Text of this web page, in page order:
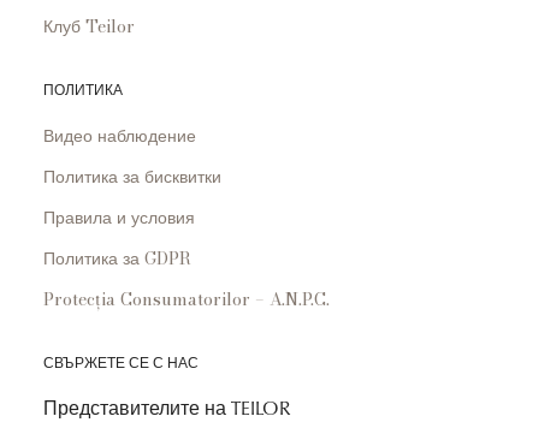
Клуб Teilor
ПОЛИТИКА
Видео наблюдение
Политика за бисквитки
Правила и условия
Политика за GDPR
Protecția Consumatorilor – A.N.P.C.
СВЪРЖЕТЕ СЕ С НАС
Представителите на TEILOR